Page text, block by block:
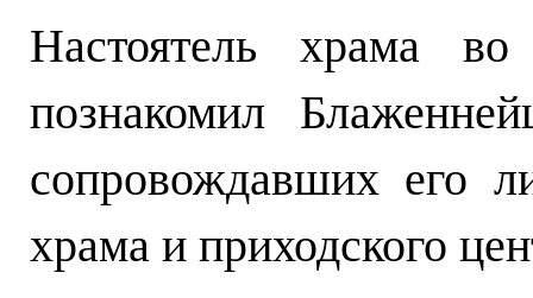
Настоятель храма
познакомил
сопровождавших его
храма и приходского